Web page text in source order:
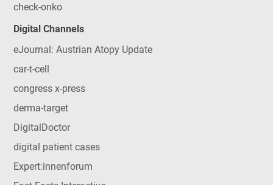
check-onko
Digital Channels
eJournal: Austrian Atopy Update
car-t-cell
congress x-press
derma-target
DigitalDoctor
digital patient cases
Expert:innenforum